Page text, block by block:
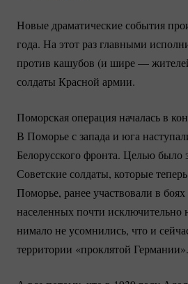
Новые драматические события
года. На этот раз главными
против кашубов (и шире —
солдаты Красной армии.
Поморская операция началась в
В Поморье с запада и юга
Белорусского фронта. Целью было
Советские солдаты, которые
Поморье, ранее участвовали в
населенных почти исключительно
нимало не усомнились, что и
территории «проклятой Германии».